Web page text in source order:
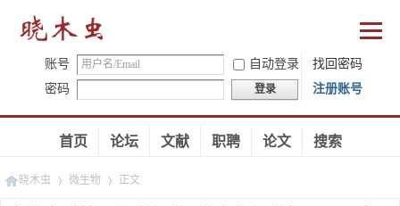
账号 自动登录
找回密码
密码
登录 注册账号
首页 论坛 文献 职聘 论文 搜索
晓木虫 微生物 正文